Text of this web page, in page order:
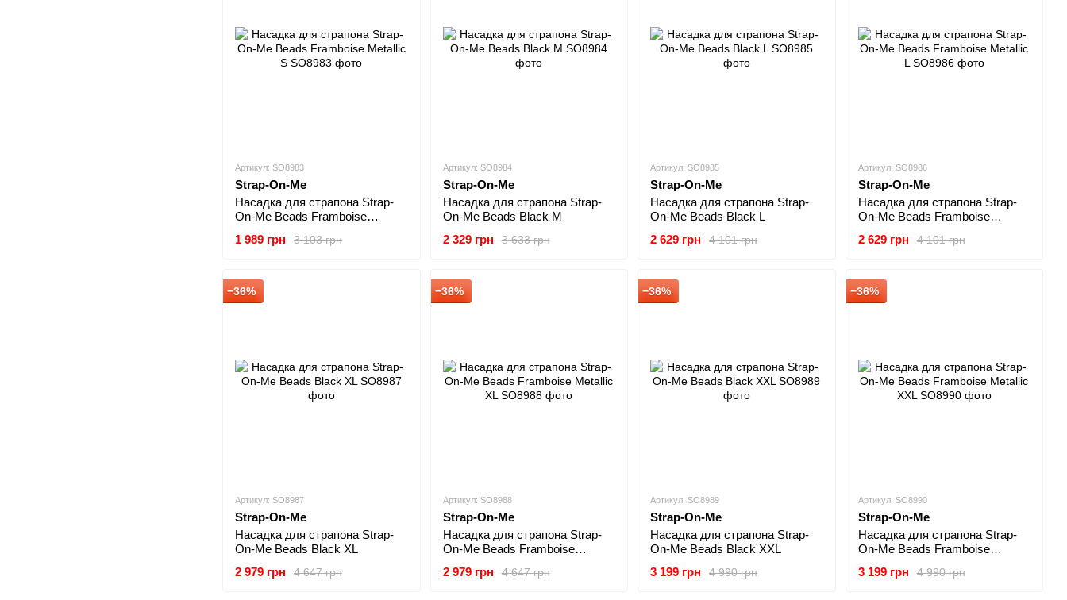
Артикул: SO8983
Strap-On-Me
Насадка для страпона Strap-
On-Me Beads Framboise
3 103 грн
1 989 грн
Артикул: SO8984
Strap-On-Me
Насадка для страпона Strap-
On-Me Beads Black M
3 633 грн
2 329 грн
Артикул: SO8985
Strap-On-Me
Насадка для страпона Strap-
On-Me Beads Black L
4 101 грн
2 629 грн
Артикул: SO8986
Strap-On-Me
Насадка для страпона Strap-
On-Me Beads Framboise
4 101 грн
2 629 грн
−36%
Артикул: SO8987
Strap-On-Me
Насадка для страпона Strap-
On-Me Beads Black XL
4 647 грн
2 979 грн
−36%
Артикул: SO8988
Strap-On-Me
Насадка для страпона Strap-
On-Me Beads Framboise
4 647 грн
2 979 грн
−36%
Артикул: SO8989
Strap-On-Me
Насадка для страпона Strap-
On-Me Beads Black XXL
4 990 грн
3 199 грн
−36%
Артикул: SO8990
Strap-On-Me
Насадка для страпона Strap-
On-Me Beads Framboise
4 990 грн
3 199 грн